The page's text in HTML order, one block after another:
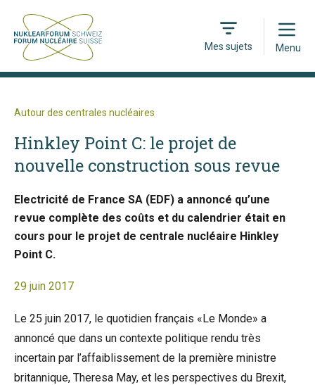
Mes sujets
Open
Menu
Autour des centrales nucléaires
Hinkley Point C: le projet de
nouvelle construction sous revue
Electricité de France SA (EDF) a annoncé qu’une
revue complète des coûts et du calendrier était en
cours pour le projet de centrale nucléaire Hinkley
Point C.
29 juin 2017
Le 25 juin 2017, le quotidien français «Le Monde» a
annoncé que dans un contexte politique rendu très
incertain par l’affaiblissement de la première ministre
britannique, Theresa May, et les perspectives du Brexit,